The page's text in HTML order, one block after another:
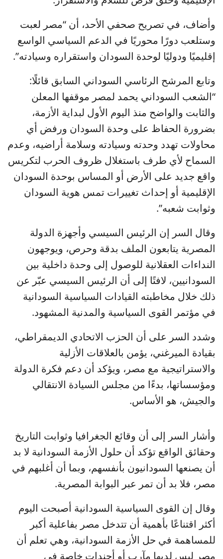
وأضاف، في تصريح صحفي الأحد، أن “مصر لعبت
وستلعب دورًا محوريًا في الدعم السياسي الواسع
إقليميًا ودوليًا لوحدة السودان واستقراره وسيادته”.
وتابع المرشح الرئاسي السوداني السابق قائلًا:
“الشعب السوداني يحمد لمصر موقفها المعلن
والثابت والواضح منذ اليوم الأول لبداية الأزمة،
بضرورة الحفاظ على وحدة السودان ورفض أي
محاولات تهدد وحدته وسيادته وسلامة أراضيه، وعدم
السماح لأي طرف باستغلال ظروف الحرب لتكريس
واقع جديد على الأرض أو المساس بوحدة السودان
الإقليمية أو إحداث تغييرات تمس هوية السودان
وثوابت شعبه”.
وقال السر إن الرئيس السيسي وأجهزة الدولة
المصرية يتابعون الملف بدقة وحرص، ويوجهون
النداءات العقلانية للوصول إلى وحدة داخلية بين
السودانيين، لافتًا إلى أن الرئيس السيسي عبّر عن
ذلك خلال مخاطبته القيادات السياسية السودانية
في مؤتمر القوى السياسية والمدنية المشهود.
وشدد السر على أن الحزب الاتحادي الديمقراطي،
بقيادة الميرغني، يؤمن بالعلاقات الأزلية
والاستراتيجية مع مصر، ويؤكد أن دعم فكرة الدولة
ومؤسساتها، بدءًا من مجلس السيادة الانتقالي
والجيش، هو الأساس.
وأشار السر إلى أن وقائع الجغرافيا وثوابت التاريخ
وحقائق الواقع تؤكد أن حلول الأزمة السودانية لا بد
أن يصنعها السودانيون بأنفسهم، وبما أن أغلبهم في
مصر، فلا بد أن تمر عبر البوابة المصرية.
وقال إن القوى السياسية السودانية أصبحت اليوم
أكثر اقتناعًا بأهمية أن تتدخل مصر بفاعلية أكبر
للمساهمة في حل الأزمة السودانية، وهي تعلم أن
مصر ليس لديها مآرب أو أجندات خاصة في